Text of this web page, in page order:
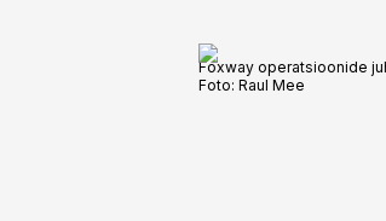
Foxway operatsioonide
Foto: Raul Mee